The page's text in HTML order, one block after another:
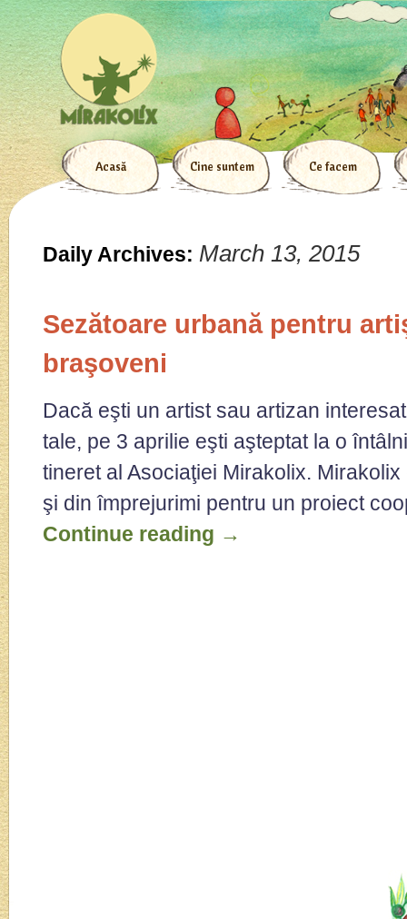
Acasă Cine suntem Ce facem
Daily Archives: March 13, 2015
Sezătoare urbană pentru
braşoveni
Dacă eşti un artist sau artizan
tale, pe 3 aprilie eşti aşteptat la o
tineret al Asociaţiei Mirakolix.
şi din împrejurimi pentru un proiect
Continue reading →